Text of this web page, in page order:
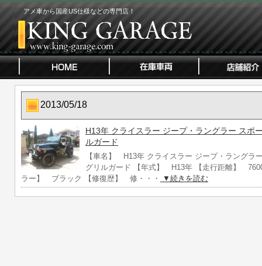
アメ車から国産US仕様などの専門店！
2013/05/18
H13年 クライスラー ジープ・ラングラー スポ
ルガード
【車名】 H13年 クライスラー ジープ・ラングラ
グリルガード 【年式】 H13年 【走行距離】
ラー】 ブラック 【修復歴】 修・・・
▼続きを読む